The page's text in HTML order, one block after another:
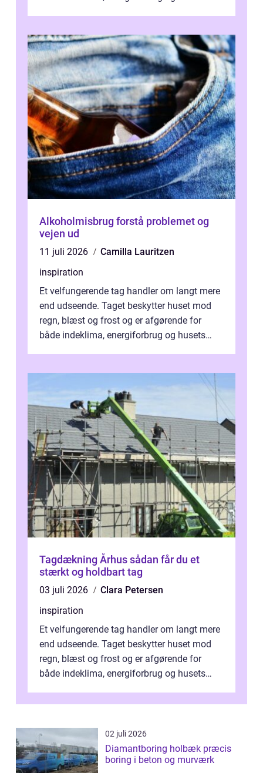
Alkoholmisbrug forstå problemet og
vejen ud
11 juli 2026
Camilla Lauritzen
inspiration
Et velfungerende tag handler om langt mere
end udseende. Taget beskytter huset mod
regn, blæst og frost og er afgørende for
både indeklima, energiforbrug og husets
Tagdækning Århus sådan får du et
stærkt og holdbart tag
03 juli 2026
Clara Petersen
inspiration
Et velfungerende tag handler om langt mere
end udseende. Taget beskytter huset mod
regn, blæst og frost og er afgørende for
både indeklima, energiforbrug og husets
02 juli 2026
Diamantboring holbæk præcis
boring i beton og murværk